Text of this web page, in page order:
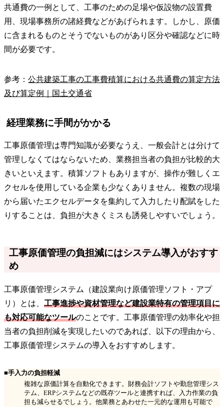
共通費の一例として、工事のための足場や仮設物の設置費
用、現場事務所の諸経費などがあげられます。しかし、原価
に含まれるものとそうでないものがあり区分や確認などに時
間が必要です。
参考： 公共建築工事の工事費積算における共通費の算定方法
及び算定例｜国土交通省
経理業務に手間がかかる
工事原価管理は専門知識が必要なうえ、一般会計とは分けて
管理しなくてはならないため、業務担当者の負担が比較的大
きいといえます。積算ソフトもありますが、操作が難しくエ
クセルを使用している企業も少なくありません。複数の現場
から届いたエクセルデータを集約して入力したり配賦をした
りすることは、負担が大きくミスも誘発しやすいでしょう。
工事原価管理の負担減にはシステム導入がおすす
め
工事原価管理システム（建設業向け原価管理ソフト・アプ
リ）とは、 工事進捗や資材管理など建設業特有の管理項目に
も対応可能なツールのことです。工事原価管理の効率化や担
当者の負担削減を実現したいのであれば、以下の理由から、
工事原価管理システムの導入をおすすめします。
■手入力の負担軽減
複雑な原価計算を自動化できます。財務会計ソフトや勤怠管理シス
テム、ERPシステムなどの既存ツールと連携すれば、入力作業の負
担も減らせるでしょう。他業務とあわせた一元的な運用も可能で